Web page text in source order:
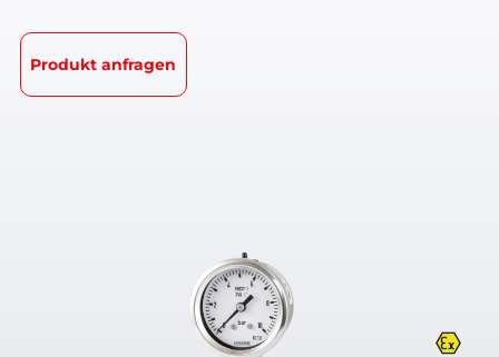
Produkt anfragen